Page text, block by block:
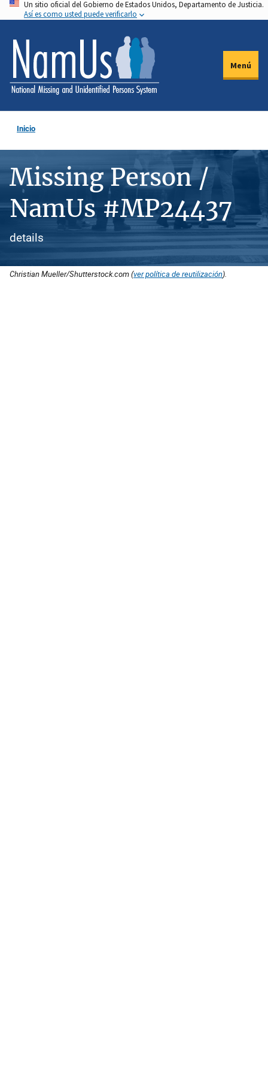
Pasar
al
contenido
principal
Un sitio oficial del Gobierno de Estados Unidos, Departamento de Justicia.
Así es como usted puede verificarlo
Menú
Inicio
Missing Person /
NamUs #MP24437
details
Christian Mueller/Shutterstock.com (ver política de reutilización).